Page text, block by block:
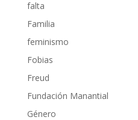
falta
Familia
feminismo
Fobias
Freud
Fundación Manantial
Género